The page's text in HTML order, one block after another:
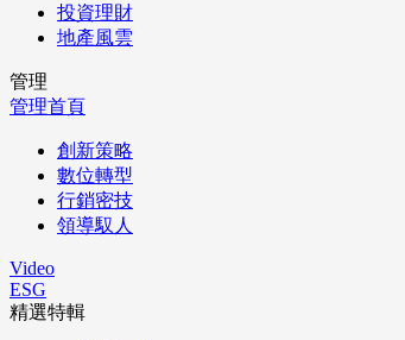
投資理財
地產風雲
管理
管理首頁
創新策略
數位轉型
行銷密技
領導馭人
Video
ESG
精選特輯